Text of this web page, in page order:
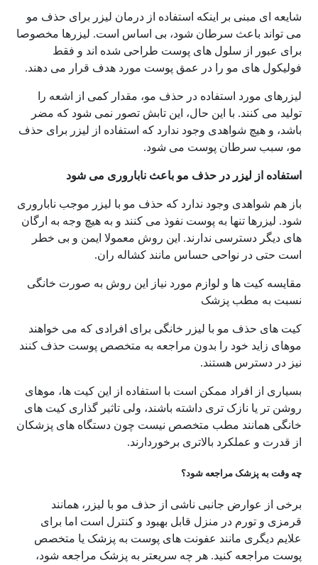
شایعه ای مبنی بر اینکه استفاده از درمان لیزر برای حذف مو
می تواند باعث سرطان شود، بی اساس است. لیزرها مخصوصا
برای عبور از سلول های پوست طراحی شده اند و فقط
فولیکول های مو را در عمق پوست مورد هدف قرار می دهند.
لیزرهای مورد استفاده در حذف مو، مقدار کمی از اشعه را
تولید می کنند. با این حال، این تابش تصور نمی شود که مضر
باشد، و هیچ شواهدی وجود ندارد که استفاده از لیزر برای حذف
مو، سبب سرطان پوست می شود.
استفاده از لیزر در حذف مو باعث ناباروری می شود
باز هم شواهدی وجود ندارد که حذف مو با لیزر موجب ناباروری
شود. لیزرها تنها به پوست نفوذ می کنند و به هیچ وجه به ارگان
های دیگر دسترسی ندارند. این روش معمولا ایمن و بی خطر
است حتی در نواحی حساس مانند کشاله ران.
مقایسه کیت ها و لوازم مورد نیاز این روش به صورت خانگی
نسبت به مطب پزشک
کیت های حذف مو با لیزر خانگی برای افرادی که می خواهند
موهای زاید خود را بدون مراجعه به متخصص پوست حذف کنند
نیز در دسترس هستند.
بسیاری از افراد ممکن است با استفاده از این کیت ها، موهای
روشن تر یا نازک تری داشته باشند، ولی تاثیر گذاری کیت های
خانگی همانند مطب متخصص نیست چون دستگاه های پزشکان
از قدرت و عملکرد بالاتری برخوردارند.
چه وقت به پزشک مراجعه شود؟
برخی از عوارض جانبی ناشی از حذف مو با لیزر، همانند
قرمزی و تورم در منزل قابل بهبود و کنترل است اما برای
علایم دیگری مانند عفونت های پوست به پزشک یا متخصص
پوست مراجعه کنید. هر چه سریعتر به پزشک مراجعه شود،